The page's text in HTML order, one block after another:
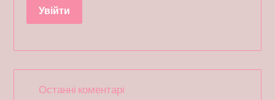
Останні коментарі